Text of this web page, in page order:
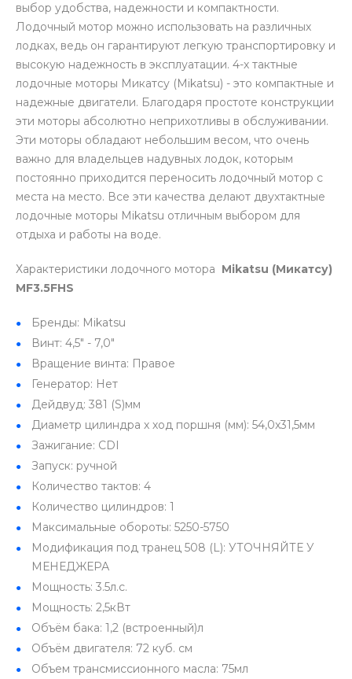
выбор удобства, надежности и компактности.
Лодочный мотор можно использовать на различных
лодках, ведь он гарантируют легкую транспортировку и
высокую надежность в эксплуатации. 4-х тактные
лодочные моторы Микатсу (Mikatsu) - это компактные и
надежные двигатели. Благодаря простоте конструкции
эти моторы абсолютно неприхотливы в обслуживании.
Эти моторы обладают небольшим весом, что очень
важно для владельцев надувных лодок, которым
постоянно приходится переносить лодочный мотор с
места на место. Все эти качества делают двухтактные
лодочные моторы Mikatsu отличным выбором для
отдыха и работы на воде.
Характеристики лодочного мотора Mikatsu (Микатсу)
MF3.5FHS
Бренды: Mikatsu
Винт: 4,5" - 7,0"
Вращение винта: Правое
Генератор: Нет
Дейдвуд: 381 (S)мм
Диаметр цилиндра х ход поршня (мм): 54,0x31,5мм
Зажигание: CDI
Запуск: ручной
Количество тактов: 4
Количество цилиндров: 1
Максимальные обороты: 5250-5750
Модификация под транец 508 (L): УТОЧНЯЙТЕ У
МЕНЕДЖЕРА
Мощность: 3.5л.с.
Мощность: 2,5кВт
Объём бака: 1,2 (встроенный)л
Объём двигателя: 72 куб. см
Объем трансмиссионного масла: 75мл